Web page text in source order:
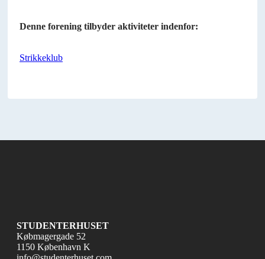
Denne forening tilbyder aktiviteter indenfor:
Strikkeklub
STUDENTERHUSET
Købmagergade 52
1150 København K